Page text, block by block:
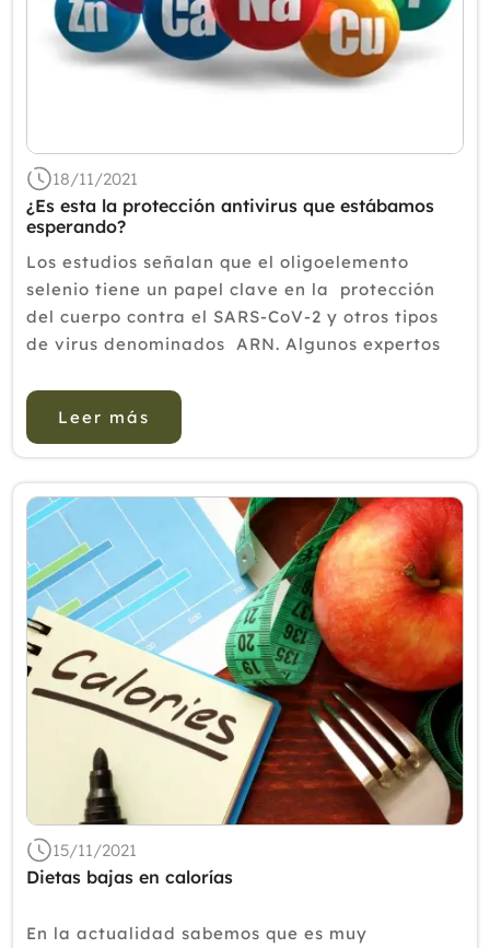
18/11/2021
¿Es esta la protección antivirus que estábamos
esperando?
Los estudios señalan que el oligoelemento
selenio tiene un papel clave en la protección
del cuerpo contra el SARS-CoV-2 y otros tipos
de virus denominados ARN. Algunos expertos
potencial del panorama. ¿Es una id...
Leer más
15/11/2021
Dietas bajas en calorías
En la actualidad sabemos que es muy